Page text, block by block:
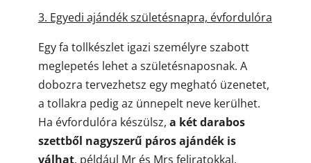
3. Egyedi ajándék születésnapra, évfordulóra
Egy fa tollkészlet igazi személyre szabott
meglepetés lehet a születésnaposnak. A
dobozra tervezhetsz egy megható üzenetet,
a tollakra pedig az ünnepelt neve kerülhet.
Ha évfordulóra készülsz, a két darabos
szettből nagyszerű páros ajándék is
válhat, például Mr és Mrs feliratokkal.